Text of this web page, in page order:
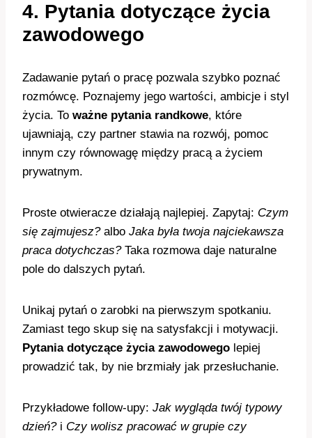
4. Pytania dotyczące życia
zawodowego
Zadawanie pytań o pracę pozwala szybko poznać
rozmówcę. Poznajemy jego wartości, ambicje i styl
życia. To ważne pytania randkowe, które
ujawniają, czy partner stawia na rozwój, pomoc
innym czy równowagę między pracą a życiem
prywatnym.
Proste otwieracze działają najlepiej. Zapytaj: Czym
się zajmujesz?albo Jaka była twoja najciekawsza
praca dotychczas?Taka rozmowa daje naturalne
pole do dalszych pytań.
Unikaj pytań o zarobki na pierwszym spotkaniu.
Zamiast tego skup się na satysfakcji i motywacji.
Pytania dotyczące życia zawodowego lepiej
prowadzić tak, by nie brzmiały jak przesłuchanie.
Przykładowe follow-upy: Jak wygląda twój typowy
dzień?i Czy wolisz pracować w grupie czy